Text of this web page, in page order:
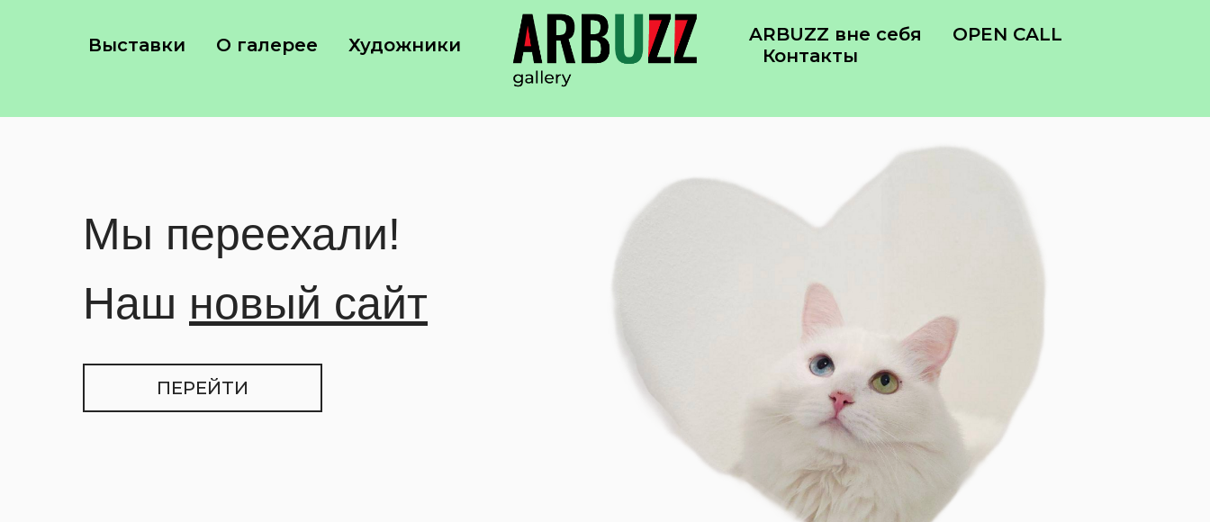
Выставки О галерее Художники ARBUZZ вне себя
OPEN CALL
Контакты
Мы переехали!
Наш новый сайт
ПЕРЕЙТИ